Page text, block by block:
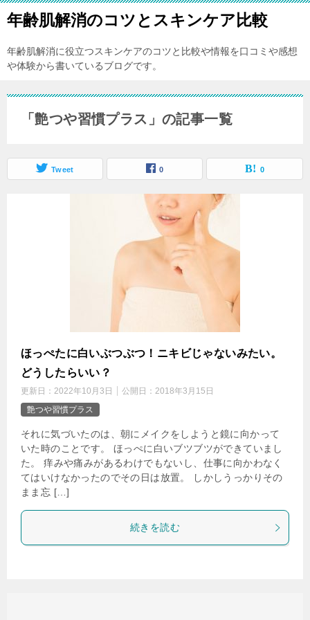
年齢肌解消のコツとスキンケア比較
年齢肌解消に役立つスキンケアのコツと比較や情報を口コミや感想
や体験から書いているブログです。
「艶つや習慣プラス」の記事一覧
Tweet 0 0
ほっぺたに白いぶつぶつ！ニキビじゃないみたい。
どうしたらいい？
更新日： 2022年10月3日 公開日： 2018年3月15日
艶つや習慣プラス
それに気づいたのは、朝にメイクをしようと鏡に向かって
いた時のことです。 ほっぺに白いブツブツができていまし
た。 痒みや痛みがあるわけでもないし、仕事に向かわなく
てはいけなかったのでその日は放置。 しかしうっかりその
まま忘 […]
続きを読む